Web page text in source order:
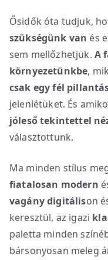
Ősidők óta tudjuk,
szükségünk van és
sem mellőzhetjük. A
környezetünkbe,
csak egy fél
jelenlétüket. És
jóleső tekintettel
választottunk.
Ma minden stílus
fiatalosan modern
vagánydigitálison
keresztül, az igazi
paletta minden
bársonyosan meleg